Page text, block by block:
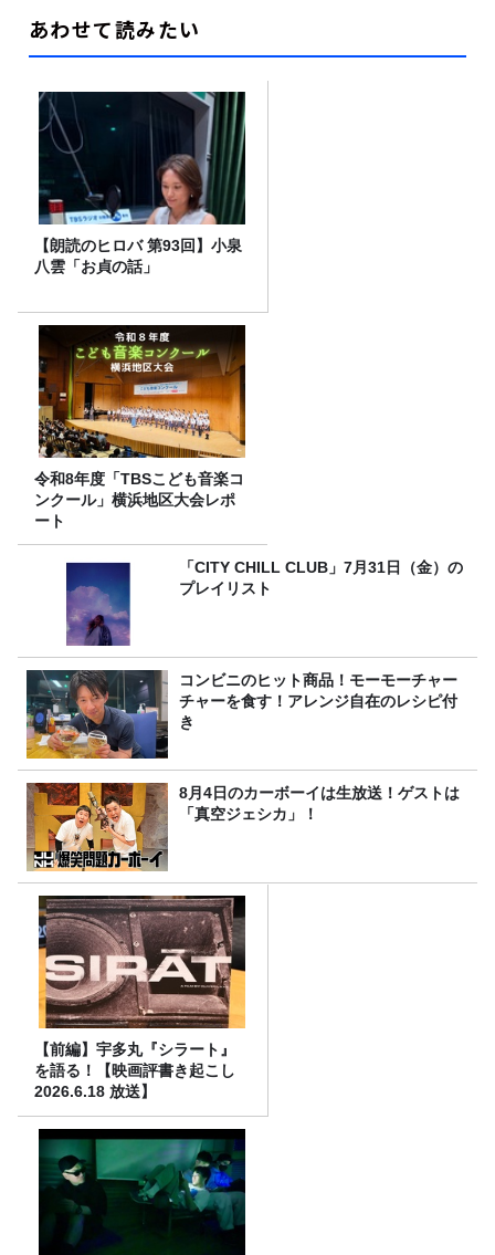
あわせて読みたい
【朗読のヒロバ 第93回】小泉
八雲「お貞の話」
令和8年度「TBSこども音楽コ
ンクール」横浜地区大会レポ
ート
「CITY CHILL CLUB」7月31日（金）の
プレイリスト
コンビニのヒット商品！モーモーチャー
チャーを食す！アレンジ自在のレシピ付
き
8月4日のカーボーイは生放送！ゲストは
「真空ジェシカ」！
【前編】宇多丸『シラート』
を語る！【映画評書き起こし
2026.6.18 放送】